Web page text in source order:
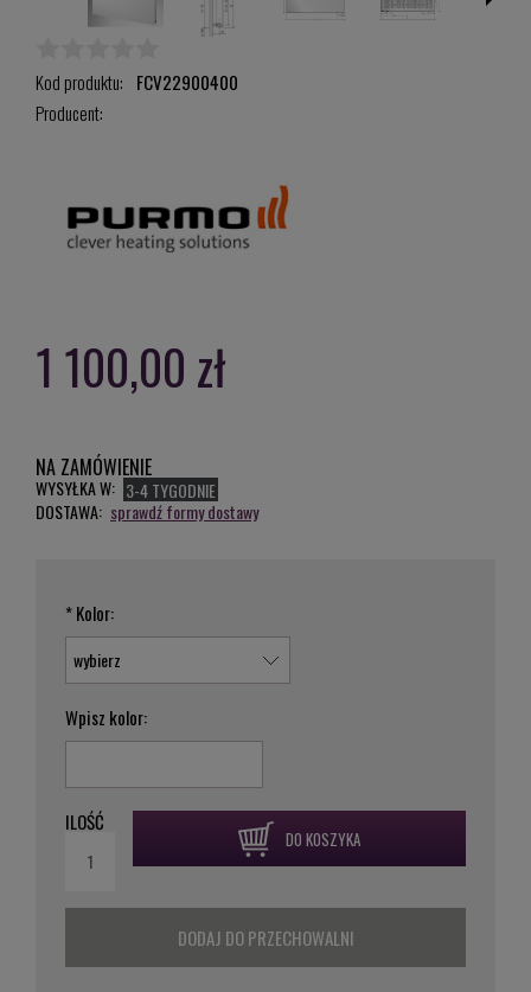
Kod produktu: FCV22900400
Producent:
1 100,00 zł
NA ZAMÓWIENIE
WYSYŁKA W: 3-4 TYGODNIE
DOSTAWA: sprawdź formy dostawy
*Kolor:
Wpisz kolor:
ILOŚĆ
DO KOSZYKA
DODAJ DO PRZECHOWALNI